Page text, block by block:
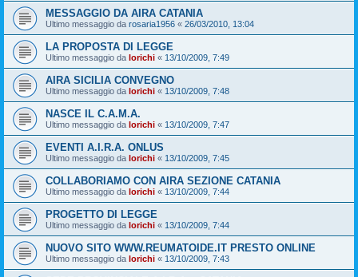
MESSAGGIO DA AIRA CATANIA
Ultimo messaggio da rosaria1956 « 26/03/2010, 13:04
LA PROPOSTA DI LEGGE
Ultimo messaggio da lorichi « 13/10/2009, 7:49
AIRA SICILIA CONVEGNO
Ultimo messaggio da lorichi « 13/10/2009, 7:48
NASCE IL C.A.M.A.
Ultimo messaggio da lorichi « 13/10/2009, 7:47
EVENTI A.I.R.A. ONLUS
Ultimo messaggio da lorichi « 13/10/2009, 7:45
COLLABORIAMO CON AIRA SEZIONE CATANIA
Ultimo messaggio da lorichi « 13/10/2009, 7:44
PROGETTO DI LEGGE
Ultimo messaggio da lorichi « 13/10/2009, 7:44
NUOVO SITO WWW.REUMATOIDE.IT PRESTO ONLINE
Ultimo messaggio da lorichi « 13/10/2009, 7:43